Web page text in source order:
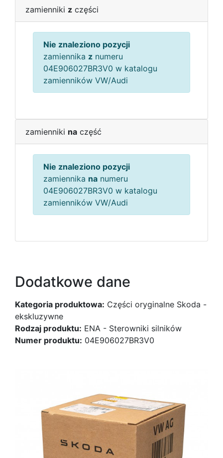
zamienniki z części
Nie znaleziono pozycji
zamiennika z numeru
04E906027BR3V0 w katalogu
zamienników VW/Audi
zamienniki na część
Nie znaleziono pozycji
zamiennika na numeru
04E906027BR3V0 w katalogu
zamienników VW/Audi
Dodatkowe dane
Kategoria produktowa: Części oryginalne Skoda -
ekskluzywne
Rodzaj produktu: ENA - Sterowniki silników
Numer produktu: 04E906027BR3V0